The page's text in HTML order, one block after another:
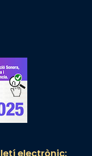
electrònic: